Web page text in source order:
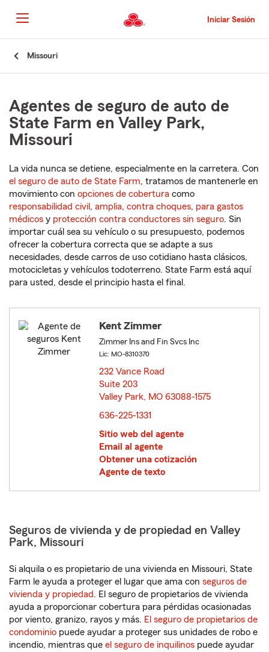
al
contenido
principal
Iniciar Sesión
Missouri
Agentes de seguro de auto de
State Farm en Valley Park,
Missouri
La vida nunca se detiene, especialmente en la carretera. Con
el seguro de auto de State Farm, tratamos de mantenerle en
movimiento con opciones de cobertura como
responsabilidad civil , amplia, contra choques, para gastos
médicos y protección contra conductores sin seguro. Sin
importar cuál sea su vehículo o su presupuesto, podemos
ofrecer la cobertura correcta que se adapte a sus
necesidades, desde carros de uso cotidiano hasta clásicos,
motocicletas y vehículos todoterreno. State Farm está aquí
para usted, desde el principio hasta el final.
Kent Zimmer
Zimmer Ins and Fin Svcs Inc
Lic: MO-8310370
232 Vance Road
Suite 203
Valley Park, MO 63088-1575
636-225-1331
Sitio web del agente
Email al agente
Obtener una cotización
Agente de texto
Seguros de vivienda y de propiedad en Valley
Park, Missouri
Si alquila o es propietario de una vivienda en Missouri, State
Farm le ayuda a proteger el lugar que ama con seguros de
vivienda y propiedad. El seguro de propietarios de vivienda
ayuda a proporcionar cobertura para pérdidas ocasionadas
por viento, granizo, rayos y más. El seguro de propietarios de
condominio puede ayudar a proteger sus unidades de robo e
incendio, mientras que el seguro de inquilinos puede ayudar